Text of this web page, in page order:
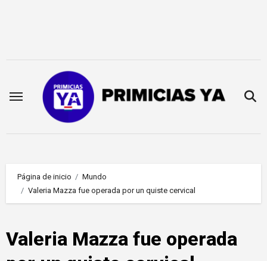
Página de inicio
Mundo
Valeria Mazza fue operada por un quiste cervical
Valeria Mazza fue operada